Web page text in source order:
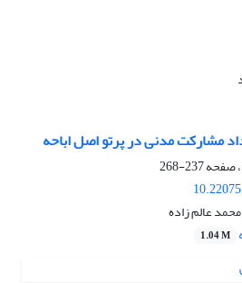
مشارکت مدنی در پرتو اصل اباحه
237-268
عالم زاده
1.04 M